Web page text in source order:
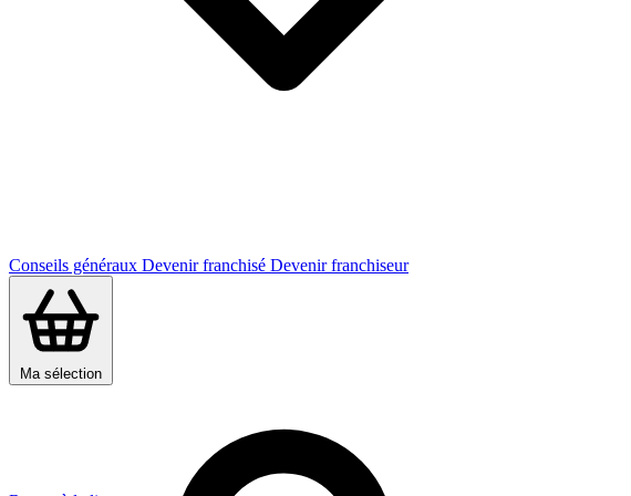
Conseils généraux Devenir franchisé Devenir franchiseur
Ma sélection